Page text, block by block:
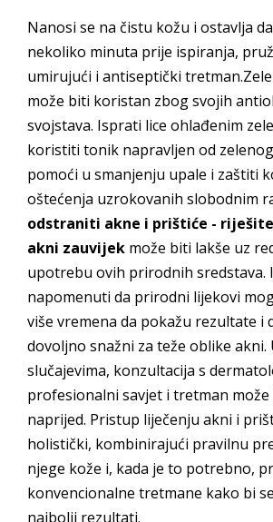
Nanosi se na čistu kožu i ostavlja
nekoliko minuta prije ispiranja,
umirujući i antiseptički
može biti koristan zbog svojih
svojstava. Isprati lice ohlađenim
koristiti tonik napravljen od
pomoći u smanjenju upale i zaštiti
oštećenja uzrokovanih slobodnim
odstraniti akne i prištiće -
akni zauvijek može biti lakše uz
upotrebu ovih prirodnih sredstava.
napomenuti da prirodni lijekovi
više vremena da pokažu rezultate i
dovoljno snažni za teže oblike akni.
slučajevima, konzultacija s
profesionalni savjet i tretman
naprijed. Pristup liječenju akni i
holistički, kombinirajući pravilnu
njege kože i, kada je to potrebno,
konvencionalne tretmane kako bi
najbolji rezultati.